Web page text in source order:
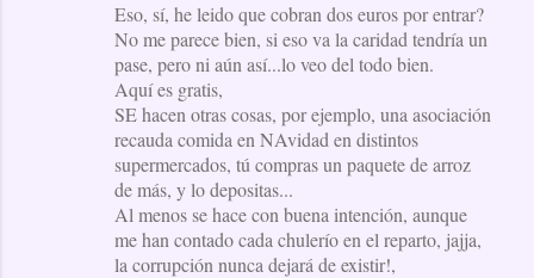
Eso, sí, he leido que cobran dos euros por entrar?
No me parece bien, si eso va la caridad tendría un
pase, pero ni aún así...lo veo del todo bien.
Aquí es gratis,
SE hacen otras cosas, por ejemplo, una asociación
recauda comida en NAvidad en distintos
supermercados, tú compras un paquete de arroz
de más, y lo depositas...
Al menos se hace con buena intención, aunque
me han contado cada chulerío en el reparto, jajja,
la corrupción nunca dejará de existir!,